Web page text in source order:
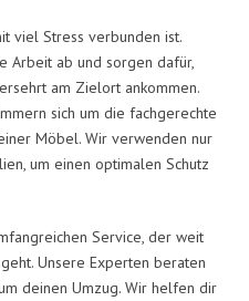
viel Stress verbunden ist.
Arbeit ab und sorgen dafür,
am Zielort ankommen.
sich um die fachgerechte
Möbel. Wir verwenden nur
um einen optimalen Schutz
Service, der weit
Unsere Experten beraten
deinen Umzug. Wir helfen dir